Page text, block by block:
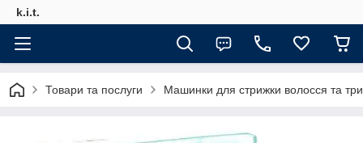
k.i.t.
Товари та послуги Машинки для стрижки волосся та